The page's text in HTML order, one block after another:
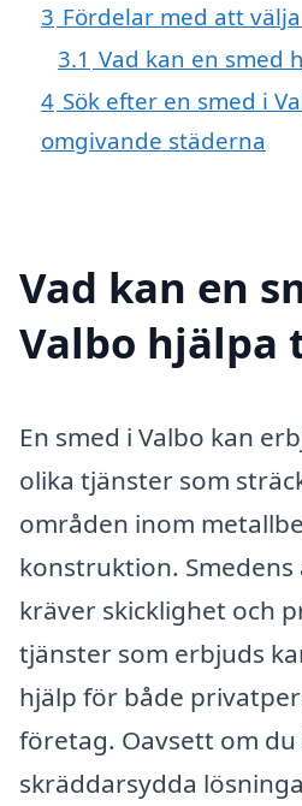
3 Fördelar med att
3.1 Vad kan en smed
4 Sök efter en smed i
omgivande städerna
Vad kan en
Valbo hjälpa
En smed i Valbo kan
olika tjänster som
områden inom
konstruktion.
kräver skicklighet och
tjänster som erbjuds
hjälp för både
företag. Oavsett om
skräddarsydda